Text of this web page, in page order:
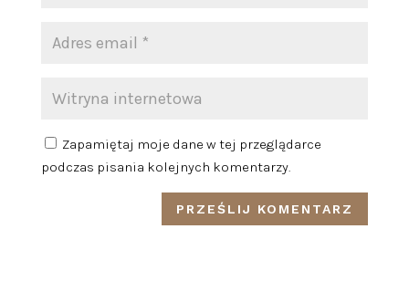
Zapamiętaj moje dane w tej przeglądarce
podczas pisania kolejnych komentarzy.